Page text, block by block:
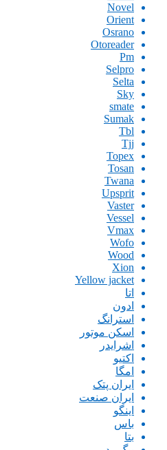
Novel
Orient
Osrano
Otoreader
Pm
Selpro
Selta
Sky
smate
Sumak
Tbl
Tjj
Topex
Tosan
Twana
Upsprit
Vaster
Vessel
Vmax
Wofo
Wood
Xion
Yellow jacket
اتا
ادون
استرانگ
اسکن موتور
اشرایدر
اکتیو
امگا
ایران پتک
ایران صنعت
اینگو
باس
بتا